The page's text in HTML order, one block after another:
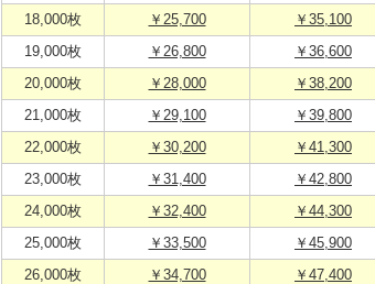
18,000枚 ￥25,700 ￥35,100
19,000枚 ￥26,800 ￥36,600
20,000枚 ￥28,000 ￥38,200
21,000枚 ￥29,100 ￥39,800
22,000枚 ￥30,200 ￥41,300
23,000枚 ￥31,400 ￥42,800
24,000枚 ￥32,400 ￥44,300
25,000枚 ￥33,500 ￥45,900
26,000枚 ￥34,700 ￥47,400